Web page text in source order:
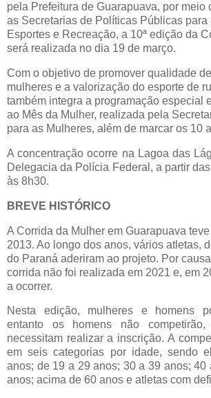
pela Prefeitura de Guarapuava, por meio
as Secretarias de Políticas Públicas para
Esportes e Recreação, a 10ª edição da
será realizada no dia 19 de março.
Com o objetivo de promover qualidade
mulheres e a valorização do esporte de
também integra a programação especial
ao Mês da Mulher, realizada pela
para as Mulheres, além de marcar os 10
A concentração ocorre na Lagoa das
Delegacia da Polícia Federal, a partir
às 8h30.
BREVE HISTÓRICO
A Corrida da Mulher em Guarapuava
2013. Ao longo dos anos, vários atletas,
do Paraná aderiram ao projeto. Por
corrida não foi realizada em 2021 e, em
a ocorrer.
Nesta edição, mulheres e homens
entanto os homens não
necessitam realizar a inscrição. A
em seis categorias por idade, sendo
anos; de 19 a 29 anos; 30 a 39 anos; 40
anos; acima de 60 anos e atletas com